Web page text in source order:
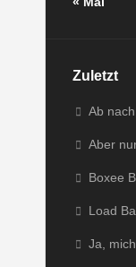
Zuletzt
Ab
Aber
Boxee
Load
Ja,